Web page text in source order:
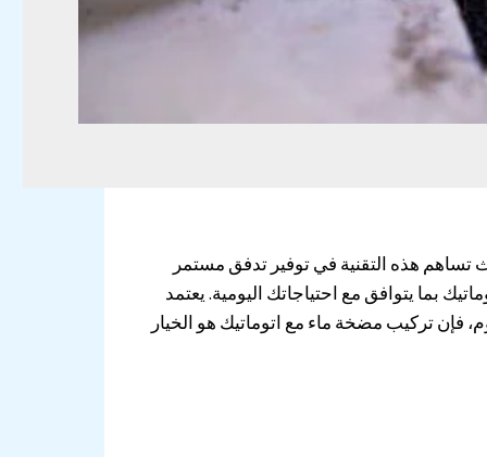
هذه التقنية في توفير تدفق مستمر
بما يتوافق مع احتياجاتك اليومية. يعتمد
فإن تركيب مضخة ماء مع اتوماتيك هو الخيار